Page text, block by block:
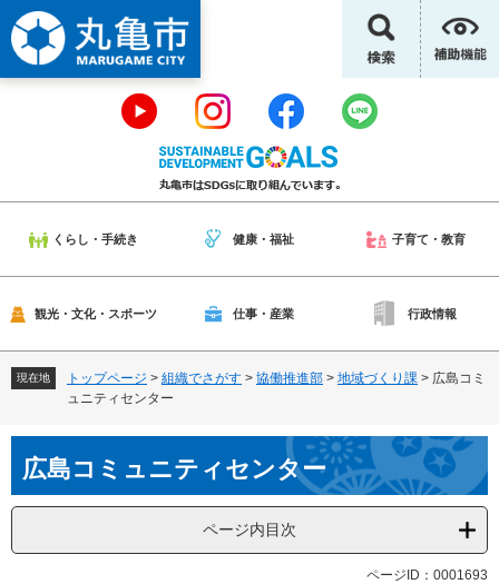
ー
ジ
の
。
ニ
ュ
ー
て
くらし・手続き 健康・福祉 子育て・教育
観光・文化・スポーツ 仕事・産業 行政情報
現在地 トップページ > 組織でさがす > 協働推進部 > 地域づくり課 > 広島コミ
ュニティセンター
文広島コミュニティセンター
ページ内目次
ページID：0001693